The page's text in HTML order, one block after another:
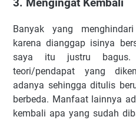
3. Mengingat Kembali
Banyak yang
karena dianggap isinya
saya itu justru bagus.
teori/pendapat yang
adanya sehingga ditulis
berbeda. Manfaat lainnya
kembali apa yang sudah